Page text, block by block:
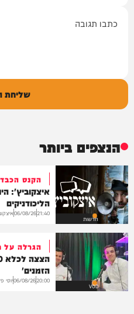
שליחת
הנצפים ביותר
חדשות
הקנס הכבד
איצקוביץ':
הליכודניקים
21:40
06/08/26
VOD
הגרלה על
הזמנים'
20:00
06/08/26יוסי